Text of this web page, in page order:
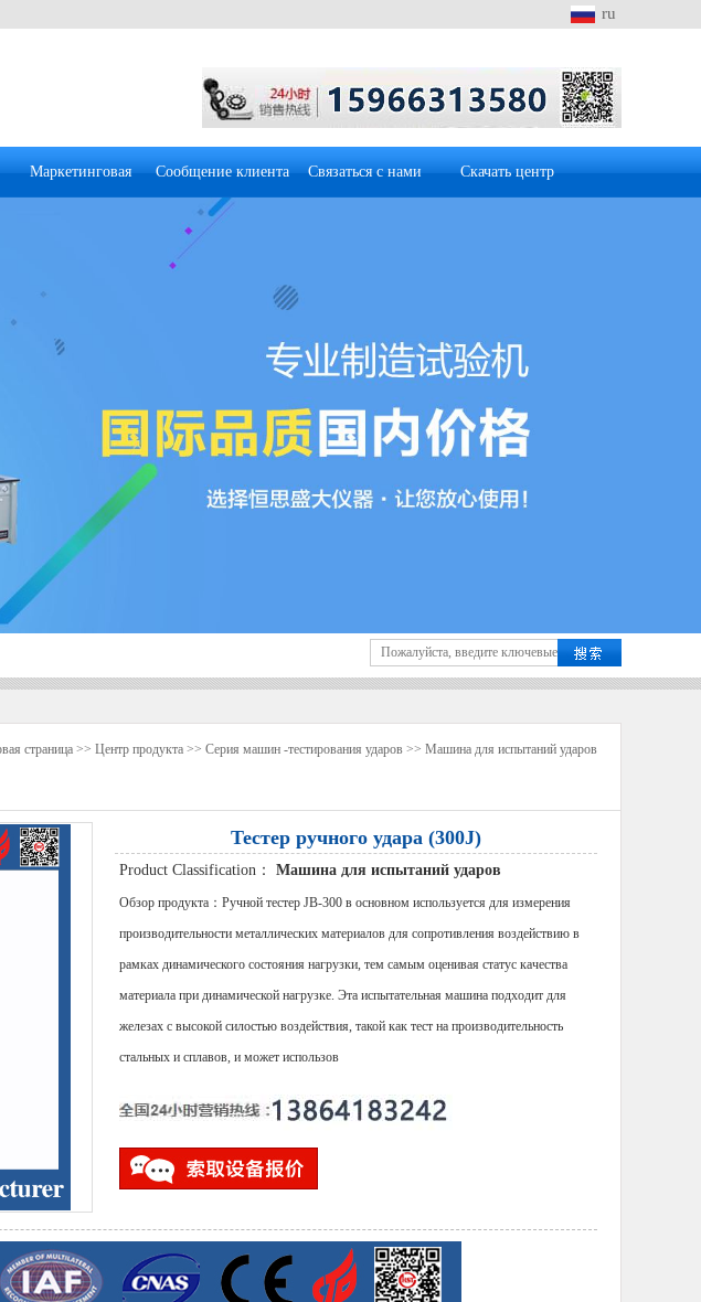
ru
Маркетинговая Сообщение клиента Связаться с нами Скачать центр
страница >> Центр продукта >> Серия машин -тестирования ударов >> Машина для испытаний ударов
Тестер ручного удара (300J)
Product Classification： Машина для испытаний ударов
Обзор продукта：Ручной тестер JB-300 в основном используется для измерения
производительности металлических материалов для сопротивления воздействию в
рамках динамического состояния нагрузки, тем самым оценивая статус качества
материала при динамической нагрузке. Эта испытательная машина подходит для
железах с высокой силостью воздействия, такой как тест на производительность
стальных и сплавов, и может использов